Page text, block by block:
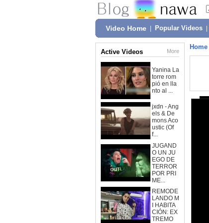
Video Home Popular Videos
Active Videos More
Yanina La
torre rom
pió en lla
nto al ...
jxdn - Ang
els & De
mons Aco
ustic (Of
f...
JUGAND
O UN JU
EGO DE
TERROR
POR PRI
ME...
REMODE
LANDO M
I HABITA
CIÓN: EX
TREMO
Home